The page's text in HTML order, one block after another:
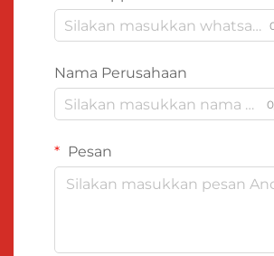
Nama Perusahaan
Pesan